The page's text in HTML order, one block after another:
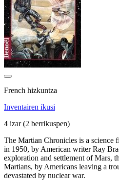
French hizkuntza
Inventairen ikusi
4 izar(2 berrikuspen)
The Martian Chronicles is a science
in 1950, by American writer Ray
exploration and settlement of Mars,
Martians, by Americans leaving a
devastated by nuclear war.